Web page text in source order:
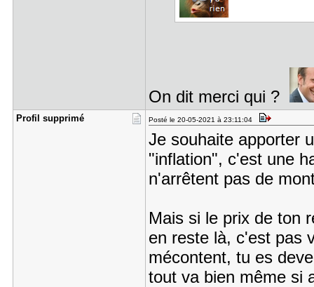
On dit merci qui ?
Profil sup​primé Posté le 20-05-2021 à 23:11:04
Je souhaite apporter
"inflation", c'est une
n'arrêtent pas de
Mais si le prix de ton
en reste là, c'est pas
mécontent, tu es
tout va bien même si